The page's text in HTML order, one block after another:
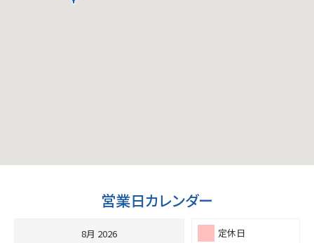
営業日カレンダー
定休日
8月 2026